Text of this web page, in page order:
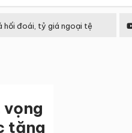
hối đoái, tỷ giá ngoại tệ
tăng